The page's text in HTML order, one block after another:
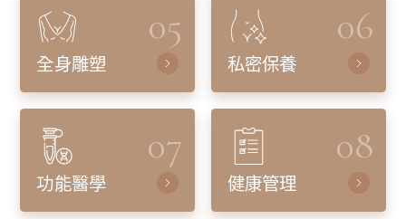
05
全身雕塑
06
私密保養
07
功能醫學
08
健康管理